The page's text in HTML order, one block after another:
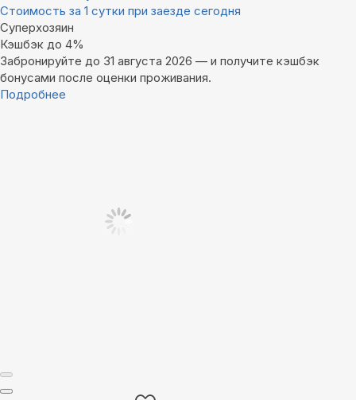
Стоимость за 1 сутки при заезде сегодня
Суперхозяин
Кэшбэк до 4%
Забронируйте до 31 августа 2026 — и получите кэшбэк
бонусами после оценки проживания.
Подробнее